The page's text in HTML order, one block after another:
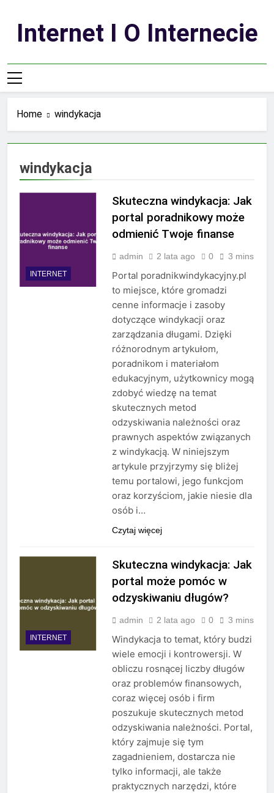
contentInternet I O Internecie
Home windykacja
windykacja
INTERNET
Skuteczna windykacja: Jak
portal poradnikowy może
odmienić Twoje finanse
admin 2 lata ago 0 3 mins
Portal poradnikwindykacyjny.pl
to miejsce, które gromadzi
cenne informacje i zasoby
dotyczące windykacji oraz
zarządzania długami. Dzięki
różnorodnym artykułom,
poradnikom i materiałom
edukacyjnym, użytkownicy mogą
zdobyć wiedzę na temat
skutecznych metod
odzyskiwania należności oraz
prawnych aspektów związanych
z windykacją. W niniejszym
artykule przyjrzymy się bliżej
temu portalowi, jego funkcjom
oraz korzyściom, jakie niesie dla
osób i…
Czytaj więcej
INTERNET
Skuteczna windykacja: Jak
portal może pomóc w
odzyskiwaniu długów?
admin 2 lata ago 0 3 mins
Windykacja to temat, który budzi
wiele emocji i kontrowersji. W
obliczu rosnącej liczby długów
oraz problemów finansowych,
coraz więcej osób i firm
poszukuje skutecznych metod
odzyskiwania należności. Portal,
który zajmuje się tym
zagadnieniem, dostarcza nie
tylko informacji, ale także
praktycznych narzędzi, które